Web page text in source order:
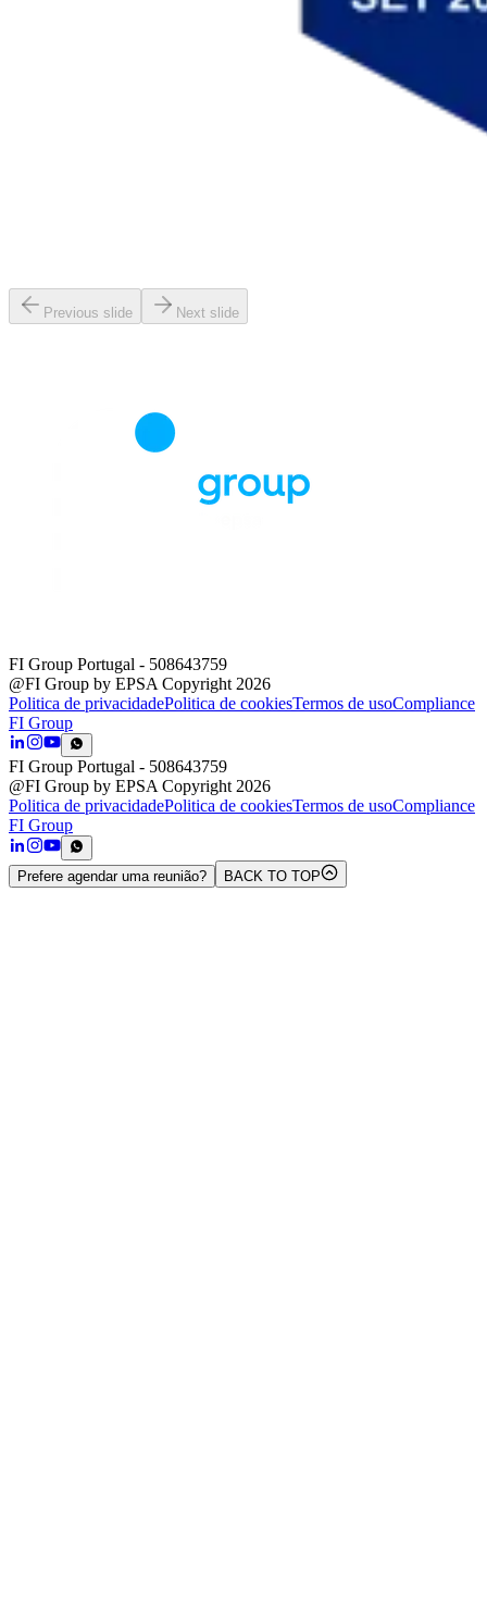
Previous slide Next slide
FI Group Portugal - 508643759
@FI Group by EPSA Copyright 2026
Politica de privacidadePolitica de cookiesTermos de usoCompliance
FI Group
FI Group Portugal - 508643759
@FI Group by EPSA Copyright 2026
Politica de privacidadePolitica de cookiesTermos de usoCompliance
FI Group
Prefere agendar uma reunião? BACK TO TOP